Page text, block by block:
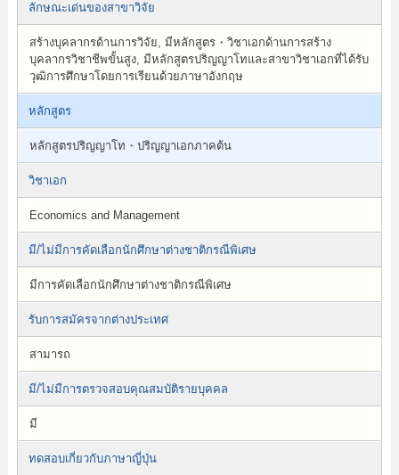
ลักษณะเด่นของสาขาวิจัย
สร้างบุคลากรด้านการวิจัย, มีหลักสูตร・วิชาเอกด้านการสร้าง
บุคลากรวิชาชีพขั้นสูง, มีหลักสูตรปริญญาโทและสาขาวิชาเอกที่ได้รับ
วุฒิการศึกษาโดยการเรียนด้วยภาษาอังกฤษ
หลักสูตร
หลักสูตรปริญญาโท・ปริญญาเอกภาคต้น
วิชาเอก
Economics and Management
มี/ไม่มีการคัดเลือกนักศึกษาต่างชาติกรณีพิเศษ
มีการคัดเลือกนักศึกษาต่างชาติกรณีพิเศษ
รับการสมัครจากต่างประเทศ
สามารถ
มี/ไม่มีการตรวจสอบคุณสมบัติรายบุคคล
มี
ทดสอบเกี่ยวกับภาษาญี่ปุ่น